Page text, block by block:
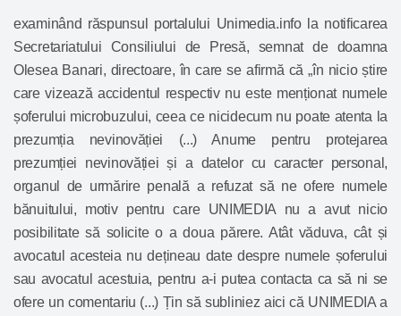
examinând răspunsul portalului Unimedia.info la notificarea
Secretariatului Consiliului de Presă, semnat de doamna
Olesea Banari, directoare, în care se afirmă că „în nicio știre
care vizează accidentul respectiv nu este menționat numele
șoferului microbuzului, ceea ce nicidecum nu poate atenta la
prezumția nevinovăției (...) Anume pentru protejarea
prezumției nevinovăției și a datelor cu caracter personal,
organul de urmărire penală a refuzat să ne ofere numele
bănuitului, motiv pentru care UNIMEDIA nu a avut nicio
posibilitate să solicite o a doua părere. Atât văduva, cât și
avocatul acesteia nu dețineau date despre numele șoferului
sau avocatul acestuia, pentru a-i putea contacta ca să ni se
ofere un comentariu (...) Țin să subliniez aici că UNIMEDIA a